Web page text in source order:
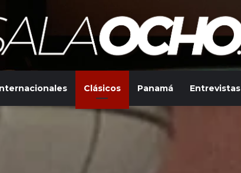
Clásicos Panamá Entrevistas